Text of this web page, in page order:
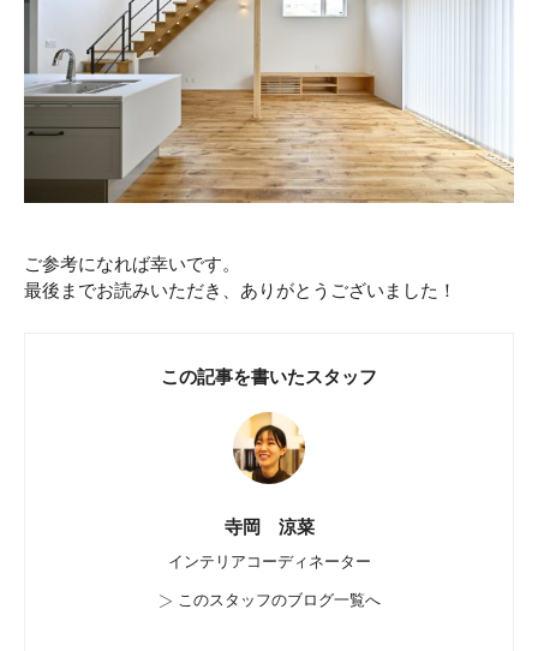
ご参考になれば幸いです。
最後までお読みいただき、ありがとうございました！
この記事を書いたスタッフ
寺岡 涼菜
インテリアコーディネーター
> このスタッフのブログ一覧へ